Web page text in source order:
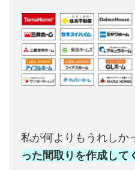
私が何よりもうれしか
った間取りを作成して